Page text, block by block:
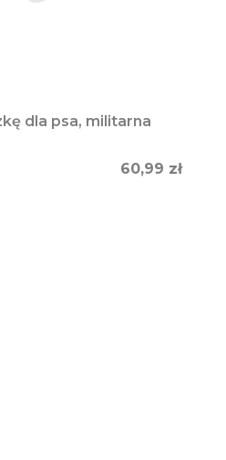
dla psa, militarna
Cena
60,99 zł